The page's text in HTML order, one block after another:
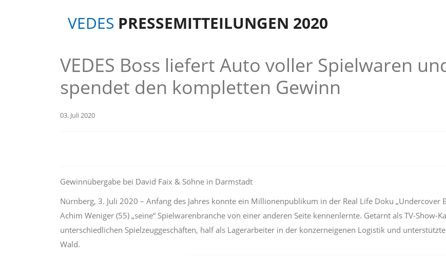
VEDES PRESSEMITTEILUNGEN 2020
VEDES Boss liefert Auto voller Spielwaren
spendet den kompletten Gewinn
03. Juli 2020
Gewinnübergabe bei David Faix & Söhne in Darmstadt
Nürnberg, 3. Juli 2020 – Anfang des Jahres konnte ein Millionenpublikum in der Real Life Doku „Undercover
Achim Weniger (55) „seine“ Spielwarenbranche von einer anderen Seite kennenlernte. Getarnt als TV-Show-
unterschiedlichen Spielzeuggeschäften, half als Lagerarbeiter in der konzerneigenen Logistik und
Wald.